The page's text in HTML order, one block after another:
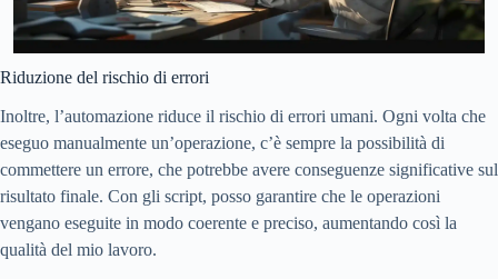
Riduzione del rischio di errori
Inoltre, l’automazione riduce il rischio di errori umani. Ogni volta che
eseguo manualmente un’operazione, c’è sempre la possibilità di
commettere un errore, che potrebbe avere conseguenze significative sul
risultato finale. Con gli script, posso garantire che le operazioni
vengano eseguite in modo coerente e preciso, aumentando così la
qualità del mio lavoro.